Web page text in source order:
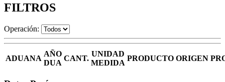
FILTROS
Operación:
ADUANA
AÑO
DUA
CANT.
UNIDAD
MEDIDA
PRODUCTO ORIGEN